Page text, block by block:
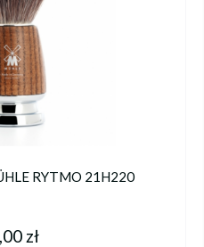
RYTMO 21H220
zł